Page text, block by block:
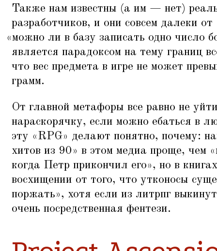
Также нам известны (а им — нет)
разработчиков, и они совсем далеки от
«можно ли в базу записать одно число
является парадоксом на тему границ
что вес предмета в игре не может
грамм.
От главной метафоры все равно не
нараcкорячку, если можно ебаться в
эту «RPG» делают понятно, почему:
хитов из 90» в этом медиа проще, чем «
когда Петр прикончил его», но в
восхищении от того, что утконосы
поржать», хотя если из литрпг
очень посредственная фентези.